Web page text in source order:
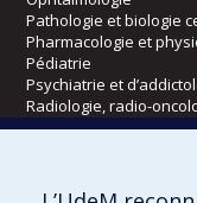
Pathologie et biologie
Pharmacologie et
Pédiatrie
Psychiatrie et
Radiologie, radio-